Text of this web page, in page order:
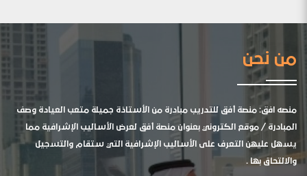
من نحن
منصه افق: منصة أفق للتدريب مبادرة من الأستاذة جميلة متعب العيادة وصف
المبادرة / موقع الكتروني بعنوان منصة أفق لعرض الأساليب الإشرافية مما
يسهل عليهن التعرف على الأساليب الإشرافية التي ستقام والتسجيل
والالتحاق بها .